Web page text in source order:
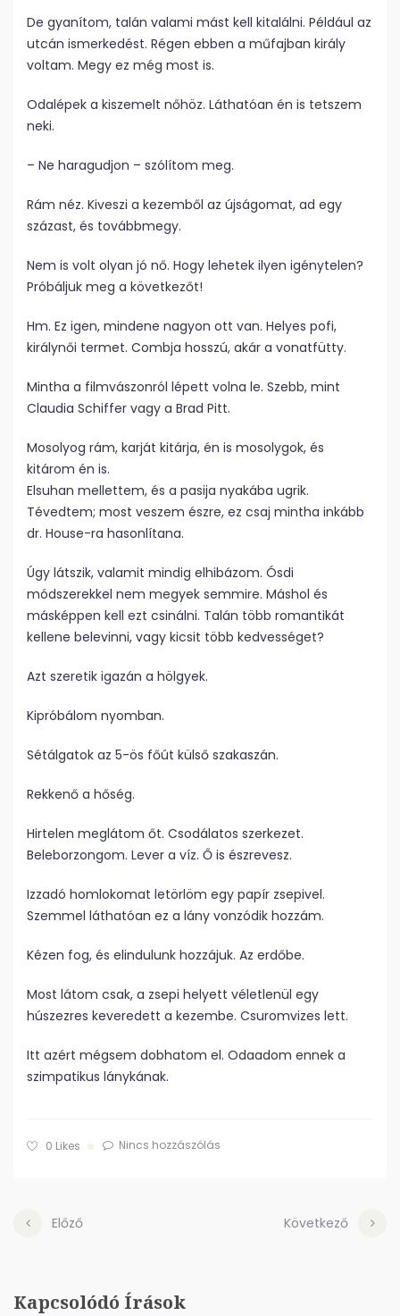
De gyanítom, talán valami mást kell kitalálni. Például az
utcán ismerkedést. Régen ebben a műfajban király
voltam. Megy ez még most is.
Odalépek a kiszemelt nőhöz. Láthatóan én is tetszem
neki.
– Ne haragudjon – szólítom meg.
Rám néz. Kiveszi a kezemből az újságomat, ad egy
százast, és továbbmegy.
Nem is volt olyan jó nő. Hogy lehetek ilyen igénytelen?
Próbáljuk meg a következőt!
Hm. Ez igen, mindene nagyon ott van. Helyes pofi,
királynői termet. Combja hosszú, akár a vonatfütty.
Mintha a filmvászonról lépett volna le. Szebb, mint
Claudia Schiffer vagy a Brad Pitt.
Mosolyog rám, karját kitárja, én is mosolygok, és
kitárom én is.
Elsuhan mellettem, és a pasija nyakába ugrik.
Tévedtem; most veszem észre, ez csaj mintha inkább
dr. House-ra hasonlítana.
Úgy látszik, valamit mindig elhibázom. Ósdi
módszerekkel nem megyek semmire. Máshol és
másképpen kell ezt csinálni. Talán több romantikát
kellene belevinni, vagy kicsit több kedvességet?
Azt szeretik igazán a hölgyek.
Kipróbálom nyomban.
Sétálgatok az 5-ös főút külső szakaszán.
Rekkenő a hőség.
Hirtelen meglátom őt. Csodálatos szerkezet.
Beleborzongom. Lever a víz. Ő is észrevesz.
Izzadó homlokomat letörlöm egy papír zsepivel.
Szemmel láthatóan ez a lány vonzódik hozzám.
Kézen fog, és elindulunk hozzájuk. Az erdőbe.
Most látom csak, a zsepi helyett véletlenül egy
húszezres keveredett a kezembe. Csuromvizes lett.
Itt azért mégsem dobhatom el. Odaadom ennek a
szimpatikus lánykának.
0 Likes Nincs hozzászólás
Előző Következő
Kapcsolódó Írások